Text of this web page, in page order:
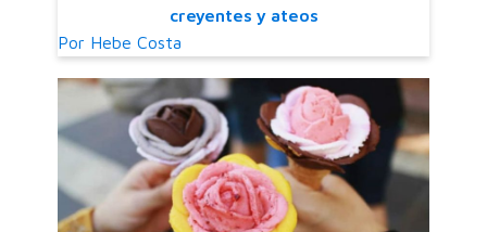
creyentes y ateos
Por Hebe Costa